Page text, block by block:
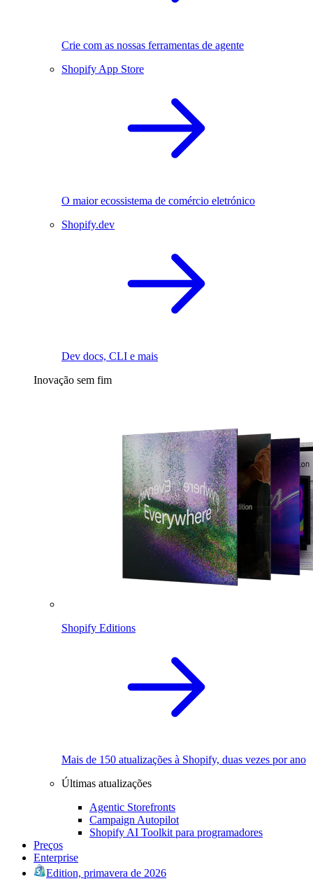
Crie com as nossas ferramentas de agente
Shopify App Store
O maior ecossistema de comércio eletrónico
Shopify.dev
Dev docs, CLI e mais
Inovação sem fim
Shopify Editions
Mais de 150 atualizações à Shopify, duas vezes por ano
Últimas atualizações
Agentic Storefronts
Campaign Autopilot
Shopify AI Toolkit para programadores
Preços
Enterprise
Edition, primavera de 2026